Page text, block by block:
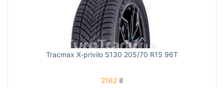
Tracmax X-privilo S130 205/70 R15 96T
2162 ₴